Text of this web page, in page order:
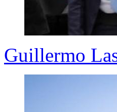
Guillermo